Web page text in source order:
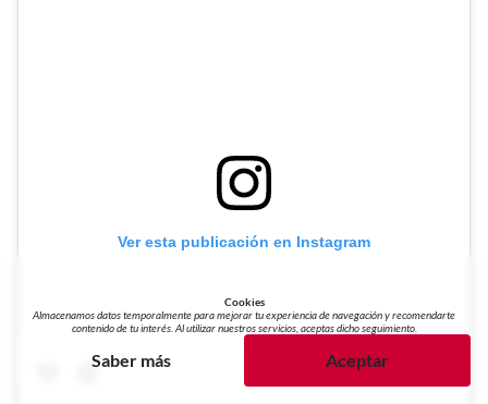
Ver esta publicación en Instagram
Cookies
Almacenamos datos temporalmente para mejorar tu experiencia de navegación y recomendarte
contenido de tu interés. Al utilizar nuestros servicios, aceptas dicho seguimiento.
Saber más Aceptar